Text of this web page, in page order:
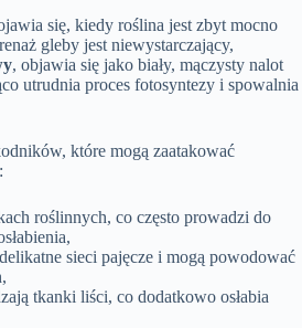
się, kiedy roślina jest zbyt mocno
gleby jest niewystarczający,
, objawia się jako biały, mączysty nalot
utrudnia proces fotosyntezy i spowalnia
które mogą zaatakować
roślinnych, co często prowadzi do
sieci pajęcze i mogą powodować
tkanki liści, co dodatkowo osłabia